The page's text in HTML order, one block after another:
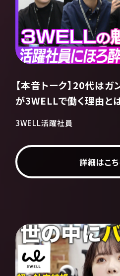
【本音トーク】20代はガ
が3WELLで働く理由とは
3WELL活躍社員
詳細はこ